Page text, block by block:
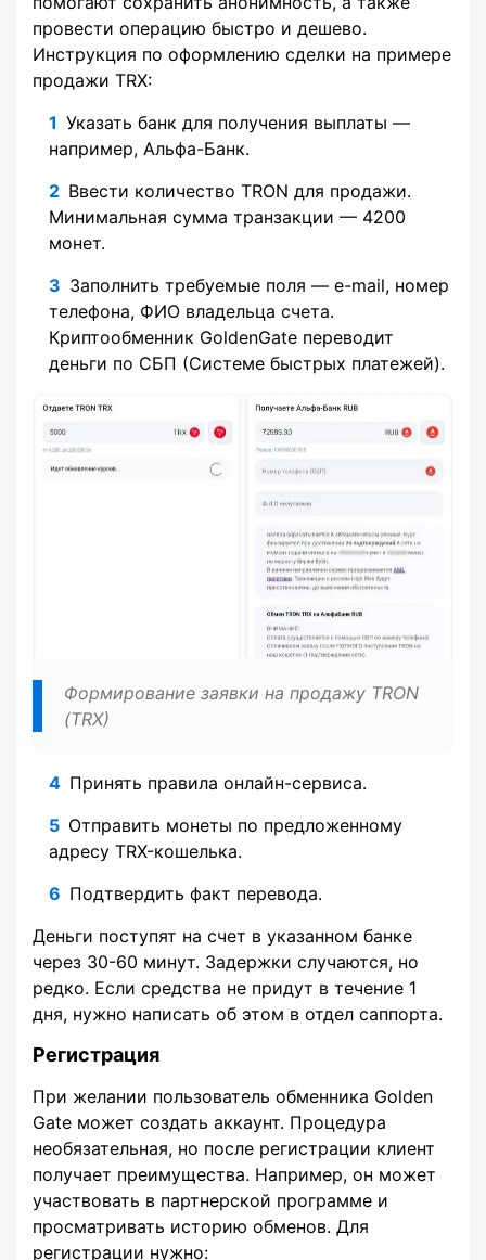
провести операцию быстро и дешево.
Инструкция по оформлению сделки на примере
продажи TRX:
Указать банк для получения выплаты —
например, Альфа-Банк.
Ввести количество TRON для продажи.
Минимальная сумма транзакции — 4200
монет.
Заполнить требуемые поля — e-mail, номер
телефона, ФИО владельца счета.
Криптообменник GoldenGate переводит
деньги по СБП (Системе быстрых платежей).
Формирование заявки на продажу TRON
(TRX)
Принять правила онлайн-сервиса.
Отправить монеты по предложенному
адресу TRX-кошелька.
Подтвердить факт перевода.
Деньги поступят на счет в указанном банке
через 30-60 минут. Задержки случаются, но
редко. Если средства не придут в течение 1
дня, нужно написать об этом в отдел саппорта.
Регистрация
При желании пользователь обменника Golden
Gate может создать аккаунт. Процедура
необязательная, но после регистрации клиент
получает преимущества. Например, он может
участвовать в партнерской программе и
просматривать историю обменов. Для
регистрации нужно: